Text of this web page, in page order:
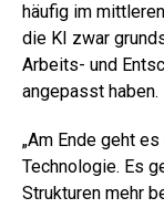
häufig im
die KI zwar
Arbeits- und
angepasst haben.
„Am Ende geht
Technologie. Es
Strukturen mehr